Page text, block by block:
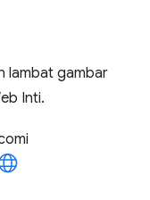
lambat gambar
Inti.